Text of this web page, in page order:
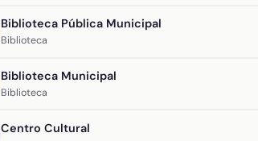
Biblioteca Pública Municipal
Biblioteca
Biblioteca Municipal
Biblioteca
Centro Cultural